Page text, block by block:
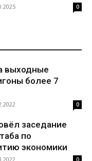
0
выходные
более 7
0
заседание
по
экономики
0